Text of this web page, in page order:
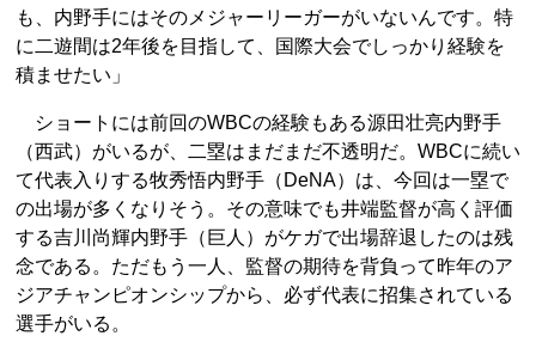
も、内野手にはそのメジャーリーガーがいないんです。特
に二遊間は2年後を目指して、国際大会でしっかり経験を
積ませたい」
ショートには前回のWBCの経験もある源田壮亮内野手
（西武）がいるが、二塁はまだまだ不透明だ。WBCに続い
て代表入りする牧秀悟内野手（DeNA）は、今回は一塁で
の出場が多くなりそう。その意味でも井端監督が高く評価
する吉川尚輝内野手（巨人）がケガで出場辞退したのは残
念である。ただもう一人、監督の期待を背負って昨年のア
ジアチャンピオンシップから、必ず代表に招集されている
選手がいる。